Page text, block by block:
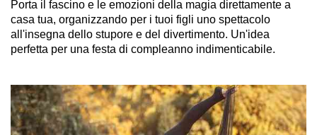
Porta il fascino e le emozioni della magia direttamente a
casa tua, organizzando per i tuoi figli uno spettacolo
all'insegna dello stupore e del divertimento. Un'idea
perfetta per una festa di compleanno indimenticabile.